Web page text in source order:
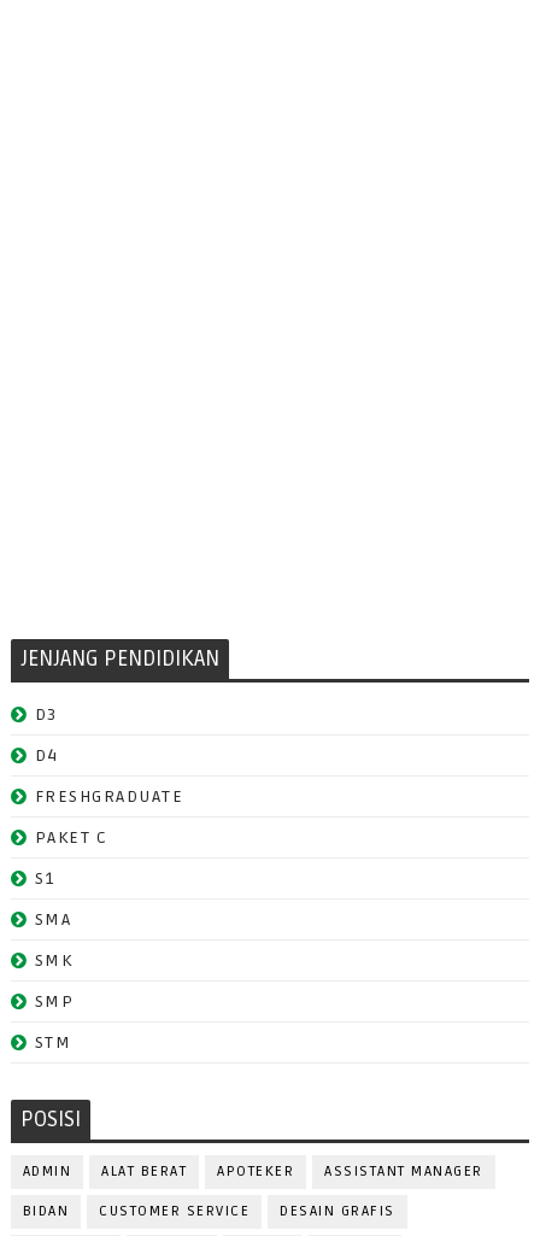
JENJANG PENDIDIKAN
D3
D4
FRESHGRADUATE
PAKET C
S1
SMA
SMK
SMP
STM
POSISI
ADMIN ALAT BERAT APOTEKER ASSISTANT MANAGER
BIDAN CUSTOMER SERVICE DESAIN GRAFIS